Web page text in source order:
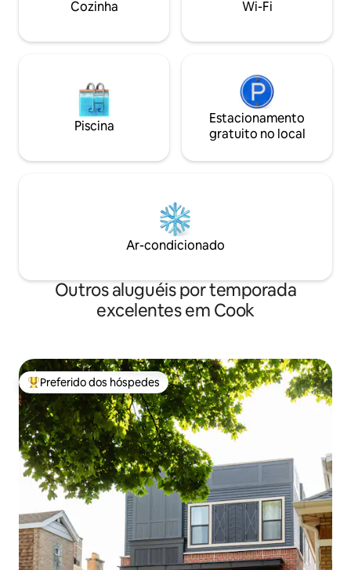
projetado para
Cozinha Wi-Fi
Piscina
Estacionamento
gratuito no local
Ar-condicionado
Outros aluguéis por temporada
excelentes em Cook
Entre os melhores preferidos dos hóspedes
Preferido dos hóspedes